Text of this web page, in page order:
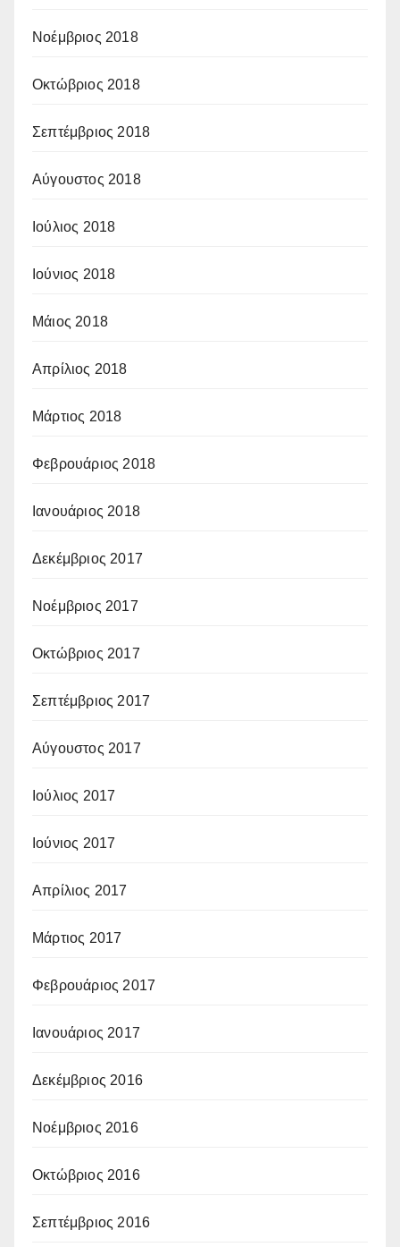
Νοέμβριος 2018
Οκτώβριος 2018
Σεπτέμβριος 2018
Αύγουστος 2018
Ιούλιος 2018
Ιούνιος 2018
Μάιος 2018
Απρίλιος 2018
Μάρτιος 2018
Φεβρουάριος 2018
Ιανουάριος 2018
Δεκέμβριος 2017
Νοέμβριος 2017
Οκτώβριος 2017
Σεπτέμβριος 2017
Αύγουστος 2017
Ιούλιος 2017
Ιούνιος 2017
Απρίλιος 2017
Μάρτιος 2017
Φεβρουάριος 2017
Ιανουάριος 2017
Δεκέμβριος 2016
Νοέμβριος 2016
Οκτώβριος 2016
Σεπτέμβριος 2016